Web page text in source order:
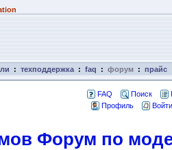
: техподдержка : faq : форум : прайс
FAQ Поиск
Профиль
Форум по